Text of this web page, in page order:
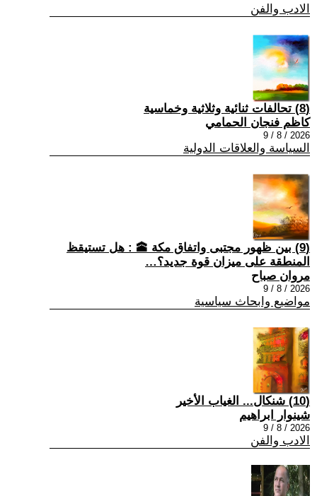
الادب والفن
(8) تحالفات ثنائية وثلاثية وخماسية
كاظم فنجان الحمامي
2026 / 8 / 9
السياسة والعلاقات الدولية
(9) بين ظهور مجتبى واتفاق مكة 🕋 : هل تستيقظ
المنطقة على ميزان قوة جديد؟…
مروان صباح
2026 / 8 / 9
مواضيع وابحاث سياسية
(10) شنكال... الغياب الأخير
شينوار ابراهيم
2026 / 8 / 9
الادب والفن